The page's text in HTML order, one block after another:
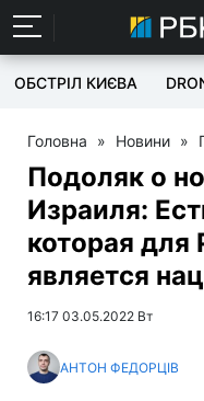
ОБСТРІЛ КИЄВА
Головна » Новини »
Подоляк о
Израиля:
которая для
является
16:17 03.05.2022 Вт
АНТОН ФЕДОРЦІВ